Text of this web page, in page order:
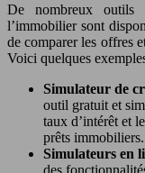
De nombreux outils
l’immobilier sont
de comparer les offres
Voici quelques
Simulateur de
outil gratuit et
taux d’intérêt et
prêts immobiliers.
Simulateurs en
des